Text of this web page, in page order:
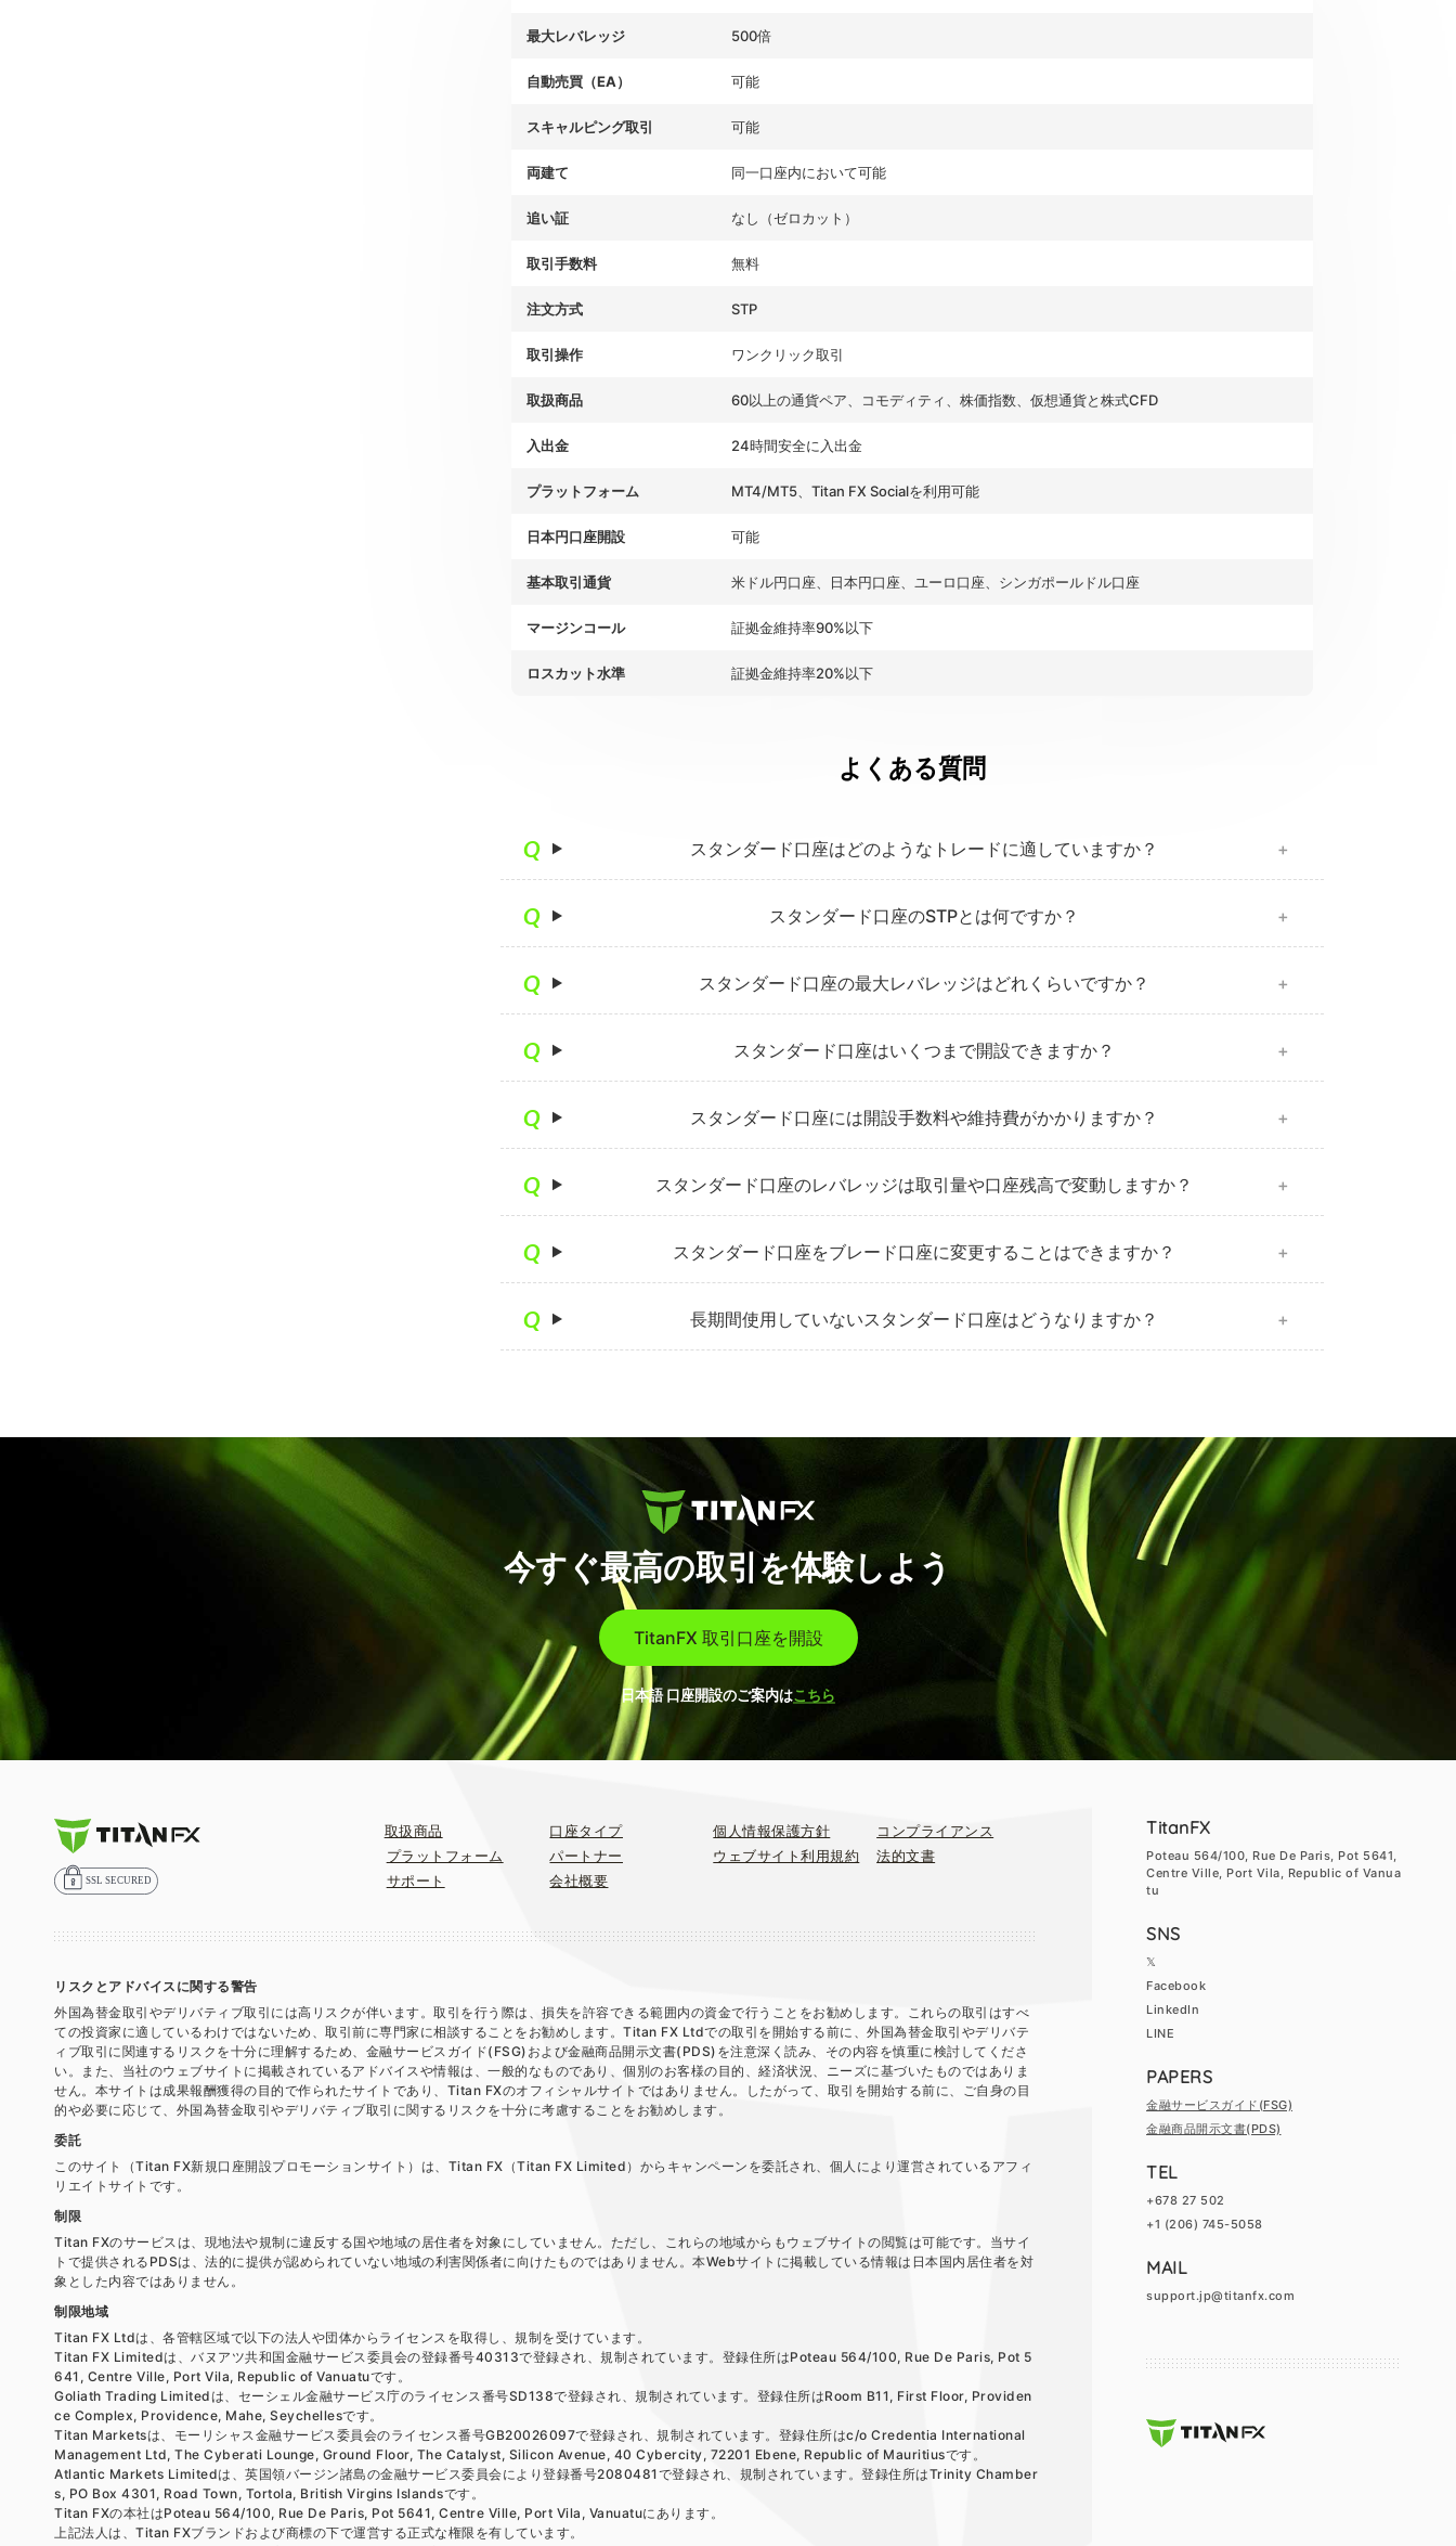
最大レバレッジ 500倍
自動売買（EA） 可能
スキャルピング取引 可能
両建て 同一口座内において可能
追い証 なし（ゼロカット）
取引手数料 無料
注文方式 STP
取引操作 ワンクリック取引
取扱商品 60以上の通貨ペア、コモディティ、株価指数、仮想通貨と株式CFD
入出金 24時間安全に入出金
プラットフォーム MT4/MT5、Titan FX Socialを利用可能
日本円口座開設 可能
基本取引通貨 米ドル円口座、日本円口座、ユーロ口座、シンガポールドル口座
マージンコール 証拠金維持率90%以下
ロスカット水準 証拠金維持率20%以下
よくある質問
スタンダード口座はどのようなトレードに適していますか？
スタンダード口座のSTPとは何ですか？
スタンダード口座の最大レバレッジはどれくらいですか？
スタンダード口座はいくつまで開設できますか？
スタンダード口座には開設手数料や維持費がかかりますか？
スタンダード口座のレバレッジは取引量や口座残高で変動しますか？
スタンダード口座をブレード口座に変更することはできますか？
長期間使用していないスタンダード口座はどうなりますか？
今すぐ最高の取引を体験しよう
TitanFX 取引口座を開設
日本語 口座開設のご案内はこちら
取扱商品 口座タイプ 個人情報保護方針
コンプライアンス
プラットフォーム
パートナー ウェブサイト利用規約
法的文書
サポート
会社概要
リスクとアドバイスに関する警告
外国為替金取引やデリバティブ取引には高リスクが伴います。取引を行う際は、損失を許容できる範囲内の資金で行うことをお勧めします。これらの取引はすべ
ての投資家に適しているわけではないため、取引前に専門家に相談することをお勧めします。Titan FX Ltdでの取引を開始する前に、外国為替金取引やデリバテ
ィブ取引に関連するリスクを十分に理解するため、金融サービスガイド(FSG)および金融商品開示文書(PDS)を注意深く読み、その内容を慎重に検討してくださ
い。また、当社のウェブサイトに掲載されているアドバイスや情報は、一般的なものであり、個別のお客様の目的、経済状況、ニーズに基づいたものではありま
せん。本サイトは成果報酬獲得の目的で作られたサイトであり、Titan FXのオフィシャルサイトではありません。したがって、取引を開始する前に、ご自身の目
的や必要に応じて、外国為替金取引やデリバティブ取引に関するリスクを十分に考慮することをお勧めします。
委託
このサイト（Titan FX新規口座開設プロモーションサイト）は、Titan FX（Titan FX Limited）からキャンペーンを委託され、個人により運営されているアフィ
リエイトサイトです。
制限
Titan FXのサービスは、現地法や規制に違反する国や地域の居住者を対象にしていません。ただし、これらの地域からもウェブサイトの閲覧は可能です。当サイ
トで提供されるPDSは、法的に提供が認められていない地域の利害関係者に向けたものではありません。本Webサイトに掲載している情報は日本国内居住者を対
象とした内容ではありません。
制限地域
Titan FX Ltdは、各管轄区域で以下の法人や団体からライセンスを取得し、規制を受けています。
Titan FX Limitedは、バヌアツ共和国金融サービス委員会の登録番号40313で登録され、規制されています。登録住所はPoteau 564/100, Rue De Paris, Pot 5
641, Centre Ville, Port Vila, Republic of Vanuatuです。
Goliath Trading Limitedは、セーシェル金融サービス庁のライセンス番号SD138で登録され、規制されています。登録住所はRoom B11, First Floor, Providen
ce Complex, Providence, Mahe, Seychellesです。
Titan Marketsは、モーリシャス金融サービス委員会のライセンス番号GB20026097で登録され、規制されています。登録住所はc/o Credentia International
Management Ltd, The Cyberati Lounge, Ground Floor, The Catalyst, Silicon Avenue, 40 Cybercity, 72201 Ebene, Republic of Mauritiusです。
Atlantic Markets Limitedは、英国領バージン諸島の金融サービス委員会により登録番号2080481で登録され、規制されています。登録住所はTrinity Chamber
s, PO Box 4301, Road Town, Tortola, British Virgins Islandsです。
Titan FXの本社はPoteau 564/100, Rue De Paris, Pot 5641, Centre Ville, Port Vila, Vanuatuにあります。
上記法人は、Titan FXブランドおよび商標の下で運営する正式な権限を有しています。
TitanFX
Poteau 564/100, Rue De Paris, Pot 5641,
Centre Ville, Port Vila, Republic of Vanua
tu
SNS
𝕏
Facebook
LinkedIn
LINE
PAPERS
金融サービスガイド(FSG)
金融商品開示文書(PDS)
TEL
+678 27 502
+1 (206) 745-5058
MAIL
support.jp@titanfx.com